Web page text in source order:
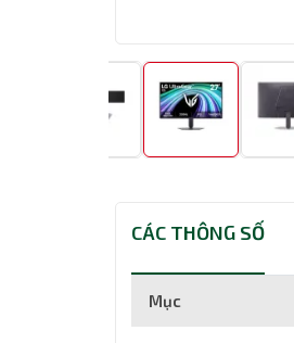
CÁC THÔNG SỐ
Mục